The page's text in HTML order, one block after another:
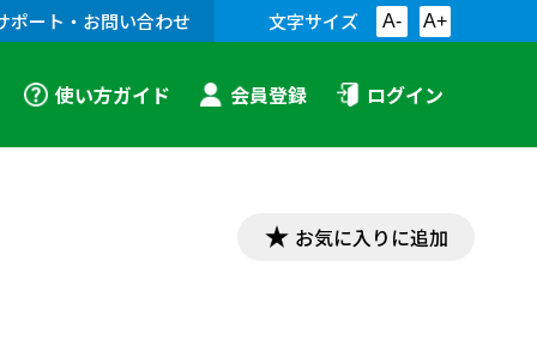
ポート・お問い合わせ 文字サイズ A- A+
使い方ガイド 会員登録 ログイン
お気に入りに追加